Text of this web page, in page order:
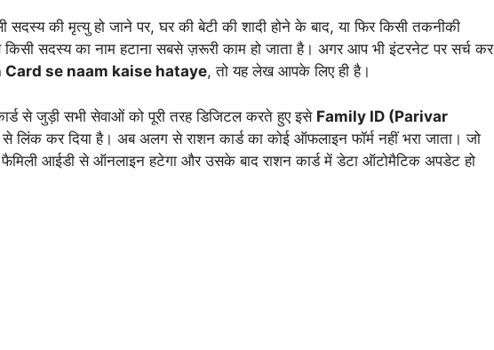
सदस्य की मृत्यु हो जाने पर, घर की बेटी की शादी होने के बाद, या फिर किसी तकनीकी
सदस्य का नाम हटाना सबसे ज़रूरी काम हो जाता है। अगर आप भी इंटरनेट पर सर्च कर
Card se naam kaise hataye, तो यह लेख आपके लिए ही है।
से जुड़ी सभी सेवाओं को पूरी तरह डिजिटल करते हुए इसे Family ID (Parivar
से लिंक कर दिया है। अब अलग से राशन कार्ड का कोई ऑफलाइन फॉर्म नहीं भरा जाता। जो
आईडी से ऑनलाइन हटेगा और उसके बाद राशन कार्ड में डेटा ऑटोमैटिक अपडेट हो